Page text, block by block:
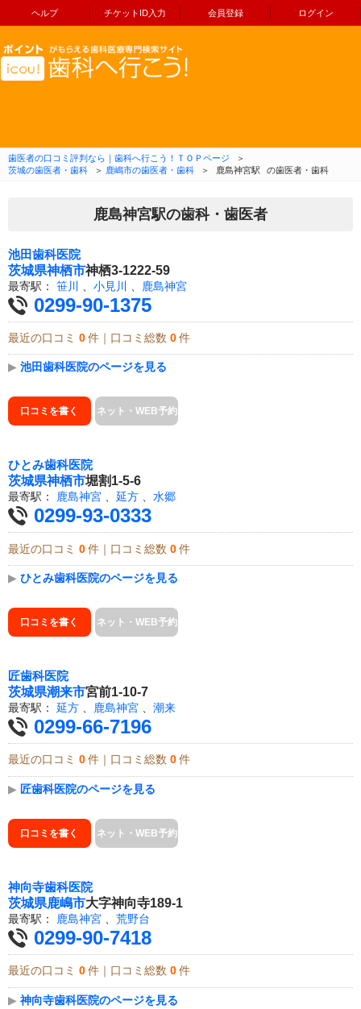
ヘルプ チケットID入力 会員登録 ログイン
コンテンツへ移動
歯医者の口コミ評判なら｜歯科へ行こう！ＴＯＰページ
＞
茨城の歯医者・歯科
＞ 鹿嶋市の歯医者・歯科 ＞ 鹿島神宮駅 の歯医者・歯科
鹿島神宮駅の歯科・歯医者
池田歯科医院
茨城県神栖市神栖3-1222-59
最寄駅： 笹川 小見川 鹿島神宮
0299-90-1375
最近の口コミ 0 件｜口コミ総数 0 件
▶ 池田歯科医院のページを見る
口コミを書く ネット・WEB予約
ひとみ歯科医院
茨城県神栖市堀割1-5-6
最寄駅： 鹿島神宮 、 延方 、 水郷
0299-93-0333
最近の口コミ 0 件｜口コミ総数 0 件
▶ ひとみ歯科医院のページを見る
口コミを書く ネット・WEB予約
匠歯科医院
茨城県潮来市宮前1-10-7
最寄駅： 延方 鹿島神宮 潮来
0299-66-7196
最近の口コミ 0 件｜口コミ総数 0 件
▶ 匠歯科医院のページを見る
口コミを書く ネット・WEB予約
神向寺歯科医院
茨城県鹿嶋市大字神向寺189-1
最寄駅： 鹿島神宮 荒野台
0299-90-7418
最近の口コミ 0 件｜口コミ総数 0 件
▶ 神向寺歯科医院のページを見る